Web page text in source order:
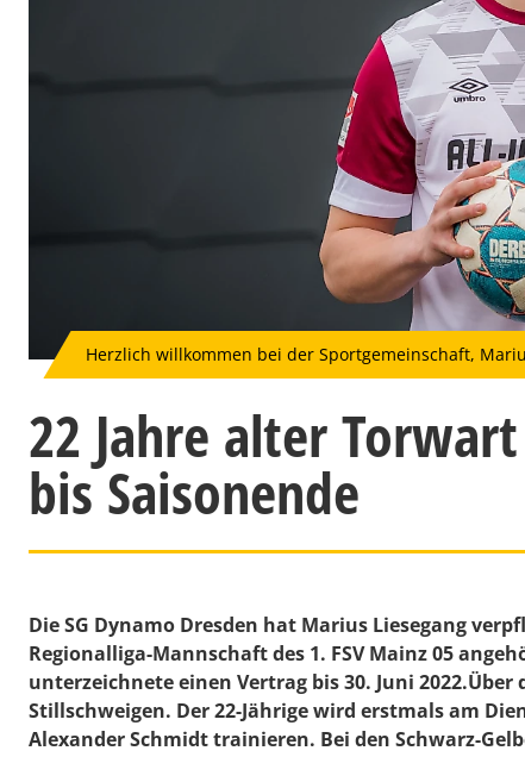
Herzlich willkommen bei der Sportgemeinschaft,
22 Jahre alter
bis Saisonende
Die SG Dynamo Dresden hat Marius Liesegang
Regionalliga-Mannschaft des 1. FSV Mainz 05
unterzeichnete einen Vertrag bis 30. Juni
Stillschweigen. Der 22-Jährige wird erstmals am
Alexander Schmidt trainieren. Bei den Schwarz-